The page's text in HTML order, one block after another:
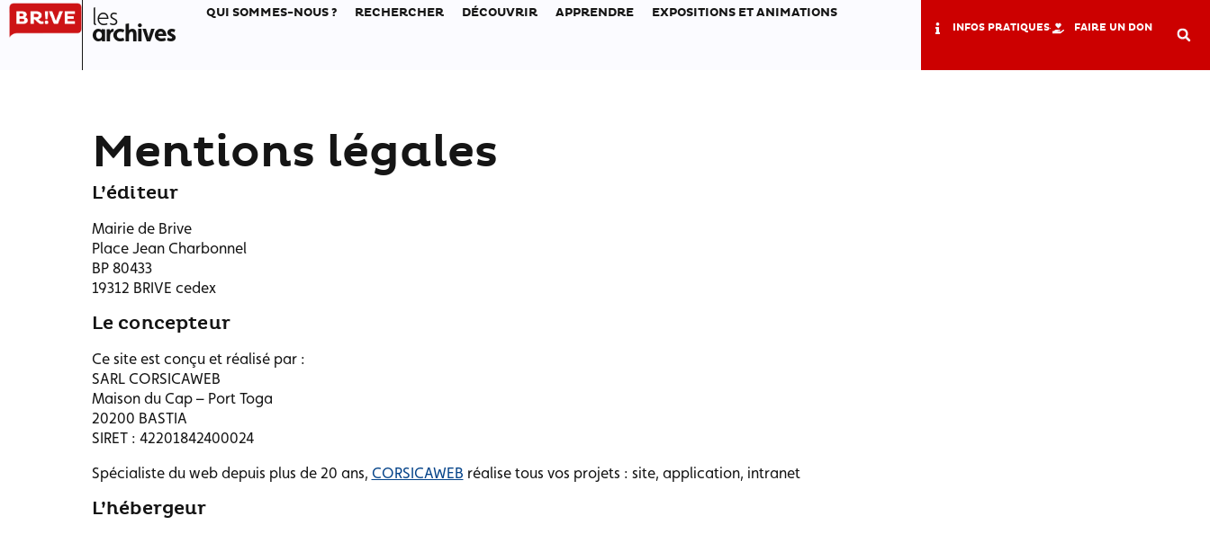
les
archives
QUI SOMMES-NOUS ? RECHERCHER DÉCOUVRIR APPRENDRE EXPOSITIONS ET ANIMATIONS
INFOS PRATIQUES FAIRE UN DON
Mentions légales
L’éditeur
Mairie de Brive
Place Jean Charbonnel
BP 80433
19312 BRIVE cedex
Le concepteur
Ce site est conçu et réalisé par :
SARL CORSICAWEB
Maison du Cap – Port Toga
20200 BASTIA
SIRET : 42201842400024
Spécialiste du web depuis plus de 20 ans, CORSICAWEB réalise tous vos projets : site, application, intranet
L’hébergeur